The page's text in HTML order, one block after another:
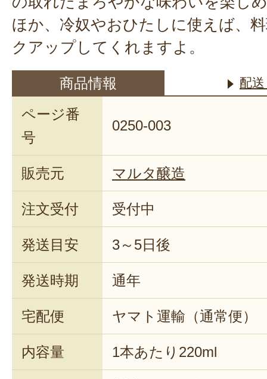
ほか、冷奴やおひたしに使えば、
クアップしてくれますよ。
商品情報 配
ページ番
号
0250-003
販売元 マルタ醸造
注文受付 受付中
発送目安 3～5日後
発送時期 通年
宅配便 ヤマト運輸（通常便）
内容量 1本あたり220ml